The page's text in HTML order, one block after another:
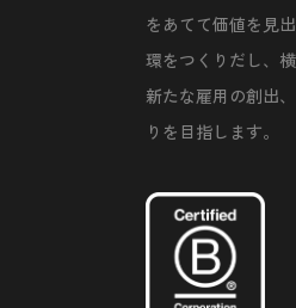
をあてて価値を見
環をつくりだし、
新たな雇用の創出
りを目指します。